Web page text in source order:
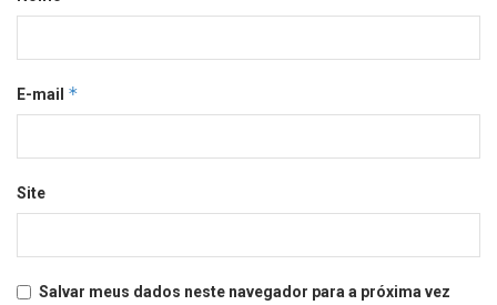
E-mail *
Site
Salvar meus dados neste navegador para a próxima vez